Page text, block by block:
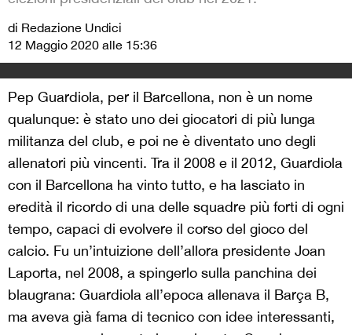
di Redazione Undici
12 Maggio 2020 alle 15:36
Pep Guardiola, per il Barcellona, non è un nome
qualunque: è stato uno dei giocatori di più lunga
militanza del club, e poi ne è diventato uno degli
allenatori più vincenti. Tra il 2008 e il 2012, Guardiola
con il Barcellona ha vinto tutto, e ha lasciato in
eredità il ricordo di una delle squadre più forti di ogni
tempo, capaci di evolvere il corso del gioco del
calcio. Fu un’intuizione dell’allora presidente Joan
Laporta, nel 2008, a spingerlo sulla panchina dei
blaugrana: Guardiola all’epoca allenava il Barça B,
ma aveva già fama di tecnico con idee interessanti,